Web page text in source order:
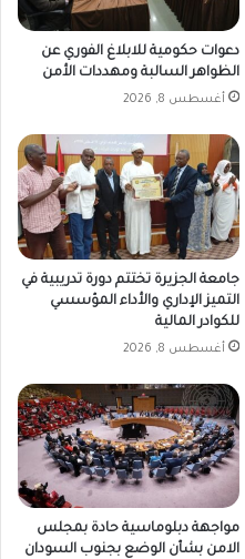
دعوات حكومية للابلاغ الفوري عن
الظواهر السالبة ومهددات الأمن
أغسطس 8, 2026
جامعة الجزيرة تختتم دورة تدريبية في
التميز الإداري والأداء المؤسسي
للكوادر المالية
أغسطس 8, 2026
مواجهة دبلوماسية حادة بمجلس
الامن بشأن الوضع بجنوب السودان